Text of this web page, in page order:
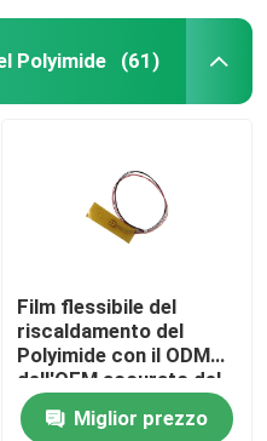
Polyimide (61)
Film flessibile del
riscaldamento del
Polyimide con il ODM
dell'OEM accurato del
controllo della
temperaturaMiglior prezzo